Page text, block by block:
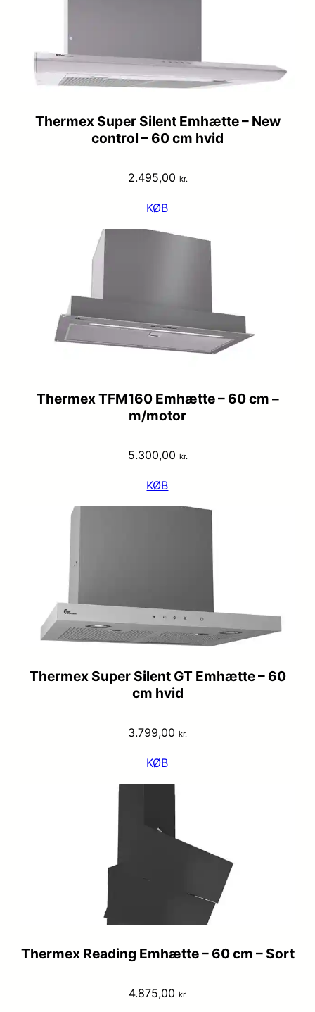
Thermex Super Silent Emhætte – New
control – 60 cm hvid
2.495,00 kr.
KØB
Thermex TFM160 Emhætte – 60 cm –
m/motor
5.300,00 kr.
KØB
Thermex Super Silent GT Emhætte – 60
cm hvid
3.799,00 kr.
KØB
Thermex Reading Emhætte – 60 cm – Sort
4.875,00 kr.